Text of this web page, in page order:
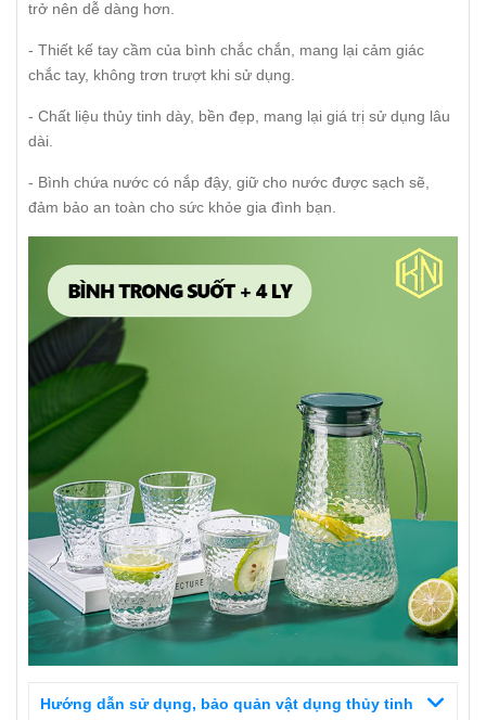
trở nên dễ dàng hơn.
- Thiết kế tay cầm của bình chắc chắn, mang lại cảm giác
chắc tay, không trơn trượt khi sử dụng.
- Chất liệu thủy tinh dày, bền đẹp, mang lại giá trị sử dụng lâu
dài.
- Bình chứa nước có nắp đậy, giữ cho nước được sạch sẽ,
đảm bảo an toàn cho sức khỏe gia đình bạn.
Hướng dẫn sử dụng, bảo quản vật dụng thủy tinh